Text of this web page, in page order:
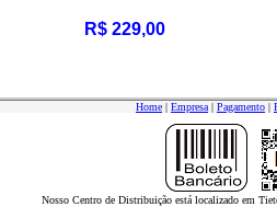
R$ 229,00
Home | Empresa| Pagamento |
Nosso Centro de Distribuição está localizado em